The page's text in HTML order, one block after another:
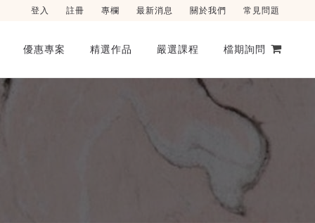
登入 註冊 專欄 最新消息 關於我們 常見問題
優惠專案 精選作品 嚴選課程 檔期詢問